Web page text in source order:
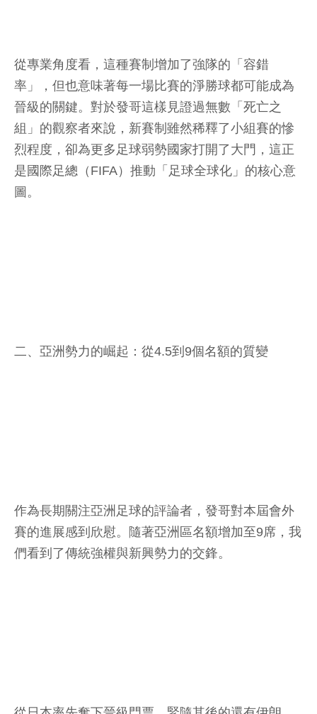
從專業角度看，這種賽制增加了強隊的「容錯
率」，但也意味著每一場比賽的淨勝球都可能成為
晉級的關鍵。對於發哥這樣見證過無數「死亡之
組」的觀察者來說，新賽制雖然稀釋了小組賽的慘
烈程度，卻為更多足球弱勢國家打開了大門，這正
是國際足總（FIFA）推動「足球全球化」的核心意
圖。
二、亞洲勢力的崛起：從4.5到9個名額的質變
作為長期關注亞洲足球的評論者，發哥對本屆會外
賽的進展感到欣慰。隨著亞洲區名額增加至9席，我
們看到了傳統強權與新興勢力的交鋒。